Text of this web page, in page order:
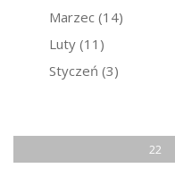
Marzec (14)
Luty (11)
Styczeń (3)
22